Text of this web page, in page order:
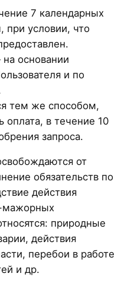
7 календарных
при условии, что
основании
и по
тем же способом,
оплата, в течение 10
запроса.
от
обязательств по
действия
мажорных
природные
действия
перебои в работе
и др.